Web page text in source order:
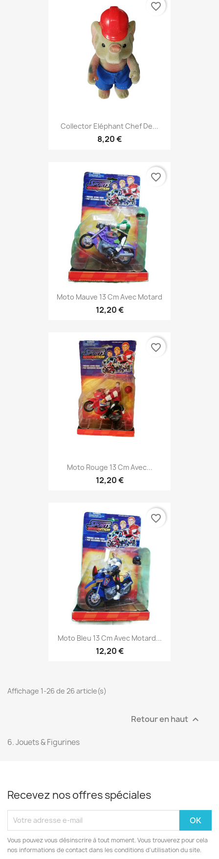
Collector Eléphant Chef De...
8,20 €
favorite_border
Moto Mauve 13 Cm Avec Motard
12,20 €
favorite_border
Moto Rouge 13 Cm Avec...
12,20 €
favorite_border
Moto Bleu 13 Cm Avec Motard...
12,20 €
favorite_border
Affichage 1-26 de 26 article(s)
Retour en haut 
6. Jouets & Figurines
Recevez nos offres spéciales
Vous pouvez vous désinscrire à tout moment. Vous trouverez pour cela
nos informations de contact dans les conditions d'utilisation du site.